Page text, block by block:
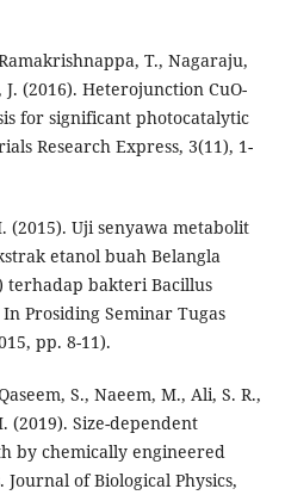
T., Nagaraju,
(2016). Heterojunction CuO-
for significant photocatalytic
Research Express, 3(11), 1-
(2015). Uji senyawa metabolit
etanol buah Belangla
terhadap bakteri Bacillus
Prosiding Seminar Tugas
pp. 8-11).
S., Naeem, M., Ali, S. R.,
(2019). Size-dependent
by chemically engineered
of Biological Physics,